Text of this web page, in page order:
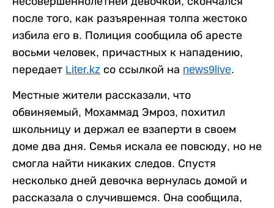
после того, как разъяренная толпа жестоко
избила его в. Полиция сообщила об аресте
восьми человек, причастных к нападению,
передает Liter.kz со ссылкой на news9live.
Местные жители рассказали, что
обвиняемый, Мохаммад Эмроз, похитил
школьницу и держал ее взаперти в своем
доме два дня. Семья искала ее повсюду, но не
смогла найти никаких следов. Спустя
несколько дней девочка вернулась домой и
рассказала о случившемся. Она сообщила,